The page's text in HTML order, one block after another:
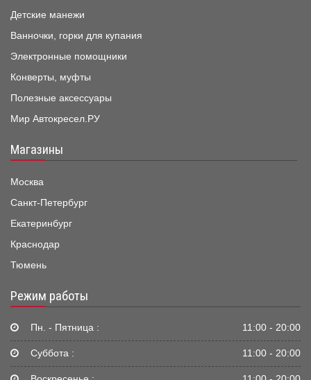
Детские манежи
Ванночки, горки для купания
Электронные помощники
Конверты, муфты
Полезные аксессуары
Мир Автокресел.РУ
Магазины
Москва
Санкт-Петербург
Екатеринбург
Краснодар
Тюмень
Режим работы
Пн. - Пятница : 11:00 - 20:00
Суббота : 11:00 - 20:00